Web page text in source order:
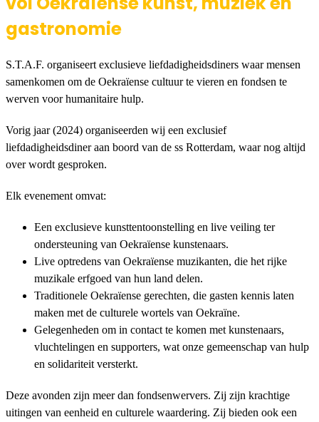
gastronomie
S.T.A.F. organiseert exclusieve liefdadigheidsdiners waar mensen
samenkomen om de Oekraïense cultuur te vieren en fondsen te
werven voor humanitaire hulp.
Vorig jaar (2024) organiseerden wij een exclusief
liefdadigheidsdiner aan boord van de ss Rotterdam, waar nog altijd
over wordt gesproken.
Elk evenement omvat:
Een exclusieve kunsttentoonstelling en live veiling ter
ondersteuning van Oekraïense kunstenaars.
Live optredens van Oekraïense muzikanten, die het rijke
muzikale erfgoed van hun land delen.
Traditionele Oekraïense gerechten, die gasten kennis laten
maken met de culturele wortels van Oekraïne.
Gelegenheden om in contact te komen met kunstenaars,
vluchtelingen en supporters, wat onze gemeenschap van hulp
en solidariteit versterkt.
Deze avonden zijn meer dan fondsenwervers. Zij zijn krachtige
uitingen van eenheid en culturele waardering. Zij bieden ook een